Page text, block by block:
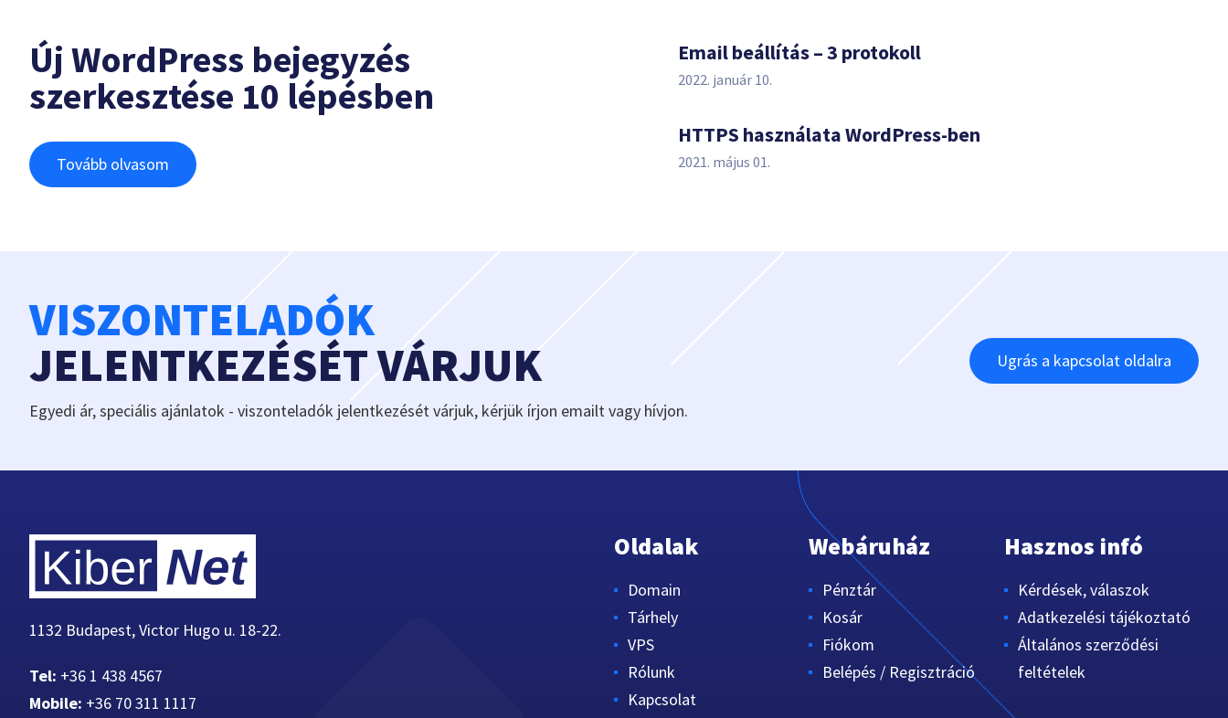
Új WordPress bejegyzés
szerkesztése 10 lépésben
Tovább olvasom
Email beállítás – 3 protokoll
2022. január 10.
HTTPS használata WordPress-ben
2021. május 01.
VISZONTELADÓK
JELENTKEZÉSÉT VÁRJUK
Egyedi ár, speciális ajánlatok - viszonteladók jelentkezését várjuk, kérjük írjon emailt vagy hívjon.
Ugrás a kapcsolat oldalra
1132 Budapest, Victor Hugo u. 18-22.
Tel: +36 1 438 4567
Mobile: +36 70 311 1117
Oldalak
Domain
Tárhely
VPS
Rólunk
Kapcsolat
Webáruház
Pénztár
Kosár
Fiókom
Belépés / Regisztráció
Hasznos infó
Kérdések, válaszok
Adatkezelési tájékoztató
Általános szerződési
feltételek